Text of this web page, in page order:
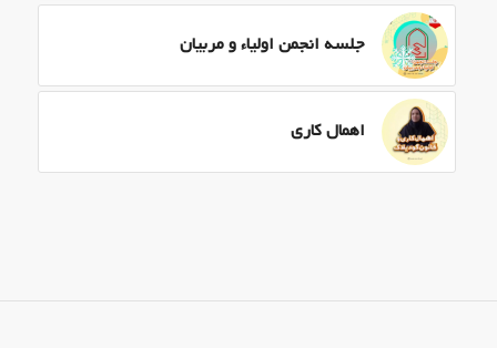
جلسه انجمن اولیاء و مربیان
اهمال کاری